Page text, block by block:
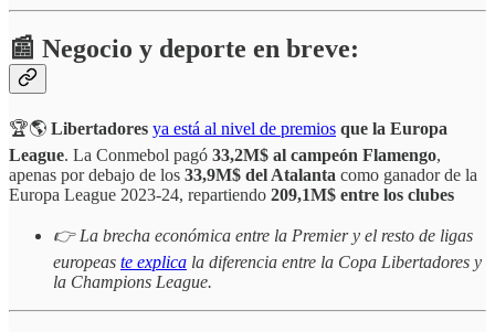
📰 Negocio y deporte en breve:
🏆🌎 Libertadores ya está al nivel de premios que la Europa
League. La Conmebol pagó 33,2M$ al campeón Flamengo,
apenas por debajo de los 33,9M$ del Atalanta como ganador de la
Europa League 2023-24, repartiendo 209,1M$ entre los clubes
👉 La brecha económica entre la Premier y el resto de ligas
europeas te explica la diferencia entre la Copa Libertadores y
la Champions League.